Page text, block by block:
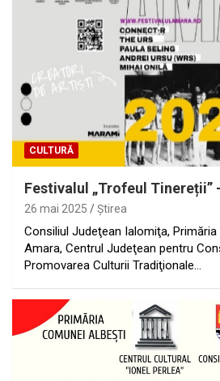
CULTURĂ
Festivalul „Trofeul Tinereții”
26 mai 2025 Ştirea
Consiliul Judeţean Ialomiţa,
Amara, Centrul Judeţean pentru
Promovarea Culturii Tradiţionale…